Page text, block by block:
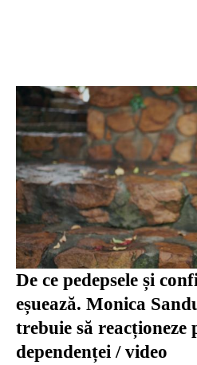
De ce pedepsele și
eșuează. Monica
trebuie să
dependenței / video